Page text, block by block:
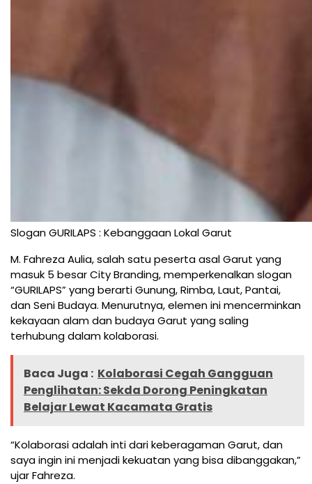
Slogan GURILAPS : Kebanggaan Lokal Garut
M. Fahreza Aulia, salah satu peserta asal Garut yang
masuk 5 besar City Branding, memperkenalkan slogan
“GURILAPS” yang berarti Gunung, Rimba, Laut, Pantai,
dan Seni Budaya. Menurutnya, elemen ini mencerminkan
kekayaan alam dan budaya Garut yang saling
terhubung dalam kolaborasi.
Baca Juga : Kolaborasi Cegah Gangguan
Penglihatan: Sekda Dorong Peningkatan
Belajar Lewat Kacamata Gratis
“Kolaborasi adalah inti dari keberagaman Garut, dan
saya ingin ini menjadi kekuatan yang bisa dibanggakan,”
ujar Fahreza.